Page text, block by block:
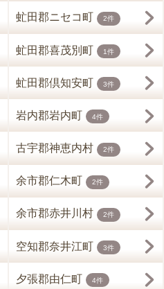
虻田郡ニセコ町 2件
虻田郡喜茂別町 1件
虻田郡倶知安町 3件
岩内郡岩内町 4件
古宇郡神恵内村 2件
余市郡仁木町 2件
余市郡赤井川村 2件
空知郡奈井江町 3件
夕張郡由仁町 4件